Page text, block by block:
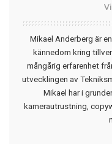
Mikael Anderberg är
kännedom kring
mångårig erfarenhet
utvecklingen av
Mikael har i
kamerautrustning,